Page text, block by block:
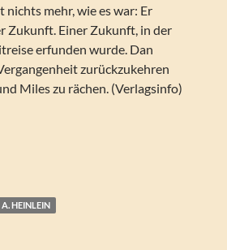
nichts mehr, wie es war: Er
Zukunft. Einer Zukunft, in der
erfunden wurde. Dan
zurückzukehren
Miles zu rächen. (Verlagsinfo)
Die Tür in den Sommer. SF-Roman
A. HEINLEIN